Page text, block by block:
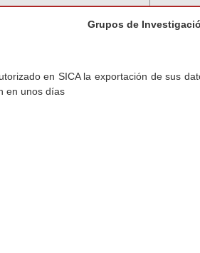
Grupos de
en SICA la exportación de sus
en unos días